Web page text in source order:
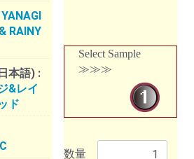
YANAGI
RAINY
本語) :
&レイ
ド
Select Sample
≫≫≫
数量